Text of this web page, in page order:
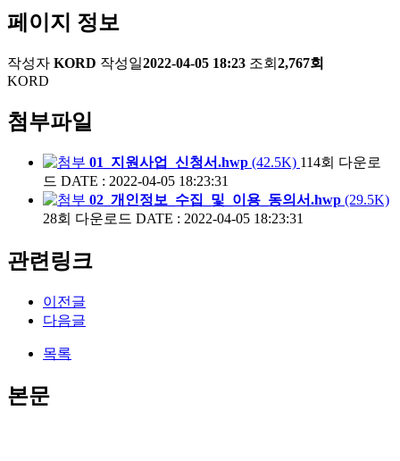
페이지 정보
작성자 KORD 작성일2022-04-05 18:23 조회 2,767회
KORD
첨부파일
01_지원사업_신청서.hwp (42.5K) 114회 다운로
드 DATE : 2022-04-05 18:23:31
02_개인정보_수집_및_이용_동의서.hwp (29.5K)
28회 다운로드 DATE : 2022-04-05 18:23:31
관련링크
이전글
다음글
목록
본문